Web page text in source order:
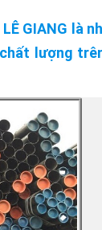
GIANG là
lượng